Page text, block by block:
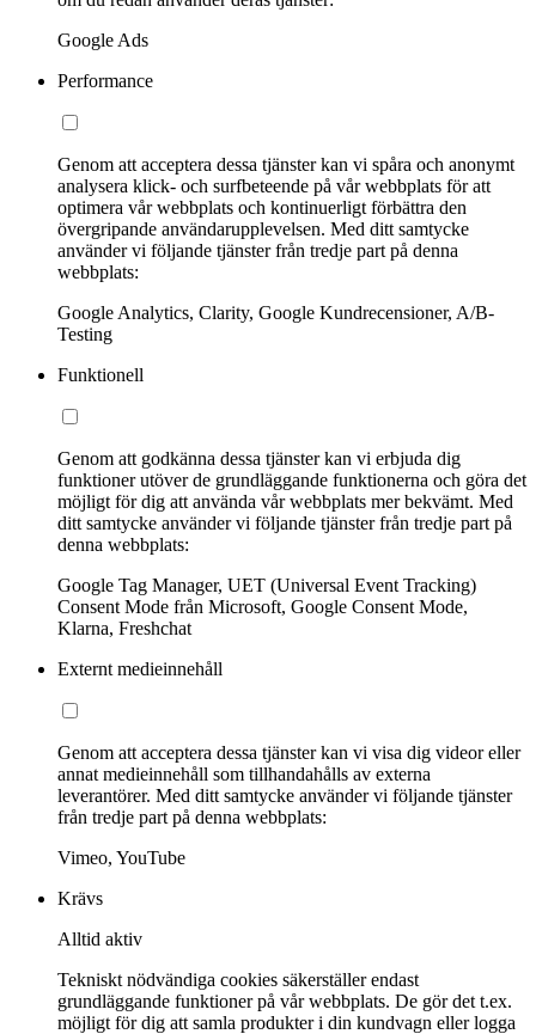
Google Ads
Performance
Genom att acceptera dessa tjänster kan vi spåra och anonymt
analysera klick- och surfbeteende på vår webbplats för att
optimera vår webbplats och kontinuerligt förbättra den
övergripande användarupplevelsen. Med ditt samtycke
använder vi följande tjänster från tredje part på denna
webbplats:
Google Analytics, Clarity, Google Kundrecensioner, A/B-
Testing
Funktionell
Genom att godkänna dessa tjänster kan vi erbjuda dig
funktioner utöver de grundläggande funktionerna och göra det
möjligt för dig att använda vår webbplats mer bekvämt. Med
ditt samtycke använder vi följande tjänster från tredje part på
denna webbplats:
Google Tag Manager, UET (Universal Event Tracking)
Consent Mode från Microsoft, Google Consent Mode,
Klarna, Freshchat
Externt medieinnehåll
Genom att acceptera dessa tjänster kan vi visa dig videor eller
annat medieinnehåll som tillhandahålls av externa
leverantörer. Med ditt samtycke använder vi följande tjänster
från tredje part på denna webbplats:
Vimeo, YouTube
Krävs
Alltid aktiv
Tekniskt nödvändiga cookies säkerställer endast
grundläggande funktioner på vår webbplats. De gör det t.ex.
möjligt för dig att samla produkter i din kundvagn eller logga